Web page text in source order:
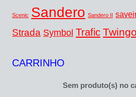
Scenic Sandero Sandero II
Strada Symbol Trafic Twingo
CARRINHO
Sem produto(s) no